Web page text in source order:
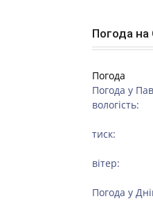
Погода
Погода
Погода у
вологість:
тиск:
вітер:
Погода у